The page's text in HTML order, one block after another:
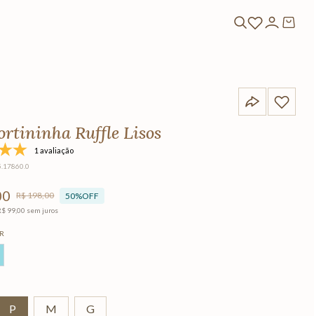
Ruffle Lisos
1 avaliação
R$198,00 50%OFF
99,00 sem juros
P M G